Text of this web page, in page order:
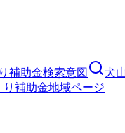
補助金検索意図 犬
り補助金地域ページ